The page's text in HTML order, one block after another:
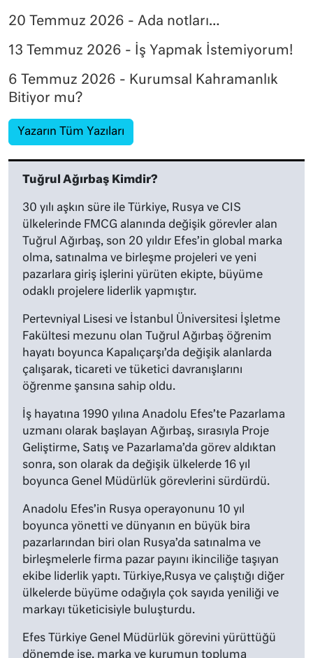
20 Temmuz 2026 - Ada notları…
13 Temmuz 2026 - İş Yapmak İstemiyorum!
6 Temmuz 2026 - Kurumsal Kahramanlık
Bitiyor mu?
Yazarın Tüm Yazıları
Tuğrul Ağırbaş Kimdir?
30 yılı aşkın süre ile Türkiye, Rusya ve CIS
ülkelerinde FMCG alanında değişik görevler alan
Tuğrul Ağırbaş, son 20 yıldır Efes’in global marka
olma, satınalma ve birleşme projeleri ve yeni
pazarlara giriş işlerini yürüten ekipte, büyüme
odaklı projelere liderlik yapmıştır.
Pertevniyal Lisesi ve İstanbul Üniversitesi İşletme
Fakültesi mezunu olan Tuğrul Ağırbaş öğrenim
hayatı boyunca Kapalıçarşı’da değişik alanlarda
çalışarak, ticareti ve tüketici davranışlarını
öğrenme şansına sahip oldu.
İş hayatına 1990 yılına Anadolu Efes’te Pazarlama
uzmanı olarak başlayan Ağırbaş, sırasıyla Proje
Geliştirme, Satış ve Pazarlama’da görev aldıktan
sonra, son olarak da değişik ülkelerde 16 yıl
boyunca Genel Müdürlük görevlerini sürdürdü.
Anadolu Efes’in Rusya operayonunu 10 yıl
boyunca yönetti ve dünyanın en büyük bira
pazarlarından biri olan Rusya’da satınalma ve
birleşmelerle firma pazar payını ikinciliğe taşıyan
ekibe liderlik yaptı. Türkiye,Rusya ve çalıştığı diğer
ülkelerde büyüme odağıyla çok sayıda yeniliği ve
markayı tüketicisiyle buluşturdu.
Efes Türkiye Genel Müdürlük görevini yürüttüğü
dönemde ise, marka ve kurumun topluma